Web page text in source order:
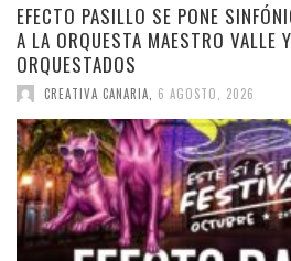
EFECTO PASILLO SE PONE
A LA ORQUESTA MAESTRO VALLE
ORQUESTADOS
CREATIVA CANARIA 6 AGOSTO, 2026